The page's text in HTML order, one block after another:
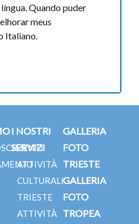
Quando puder
meus
Italiano.
I NOSTRI
SERVIZI
ATTIVITÀ
CULTURALI
TRIESTE
ATTIVITÀ
GALLERIA
FOTO
TRIESTE
GALLERIA
FOTO
TROPEA